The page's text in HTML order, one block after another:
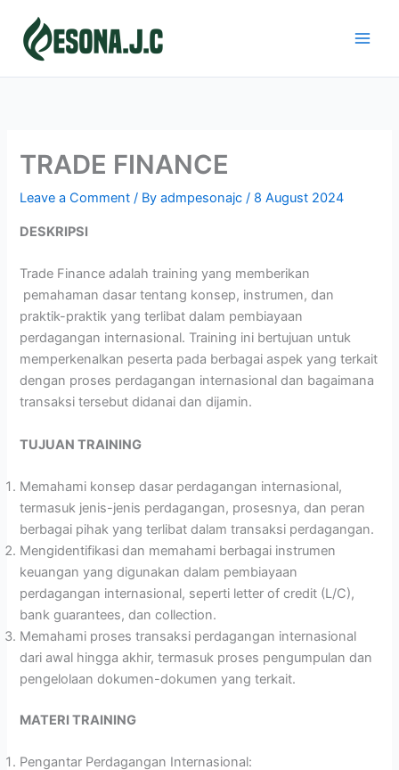
content
TRADE FINANCE
Leave a Comment / Byadmpesonajc/ 8 August 2024
DESKRIPSI
Trade Finance adalah training yang memberikan
pemahaman dasar tentang konsep, instrumen, dan
praktik-praktik yang terlibat dalam pembiayaan
perdagangan internasional. Training ini bertujuan untuk
memperkenalkan peserta pada berbagai aspek yang terkait
dengan proses perdagangan internasional dan bagaimana
transaksi tersebut didanai dan dijamin.
TUJUAN TRAINING
Memahami konsep dasar perdagangan internasional,
termasuk jenis-jenis perdagangan, prosesnya, dan peran
berbagai pihak yang terlibat dalam transaksi perdagangan.
Mengidentifikasi dan memahami berbagai instrumen
keuangan yang digunakan dalam pembiayaan
perdagangan internasional, seperti letter of credit (L/C),
bank guarantees, dan collection.
Memahami proses transaksi perdagangan internasional
dari awal hingga akhir, termasuk proses pengumpulan dan
pengelolaan dokumen-dokumen yang terkait.
MATERI TRAINING
Pengantar Perdagangan Internasional: